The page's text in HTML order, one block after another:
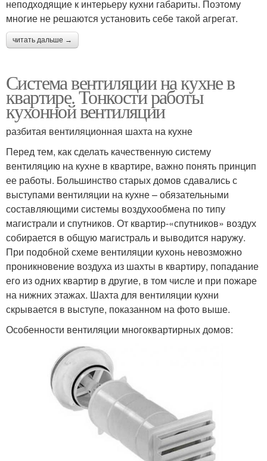
неподходящие к интерьеру кухни габариты. Поэтому
многие не решаются установить себе такой агрегат.
читать дальше →
Система вентиляции на кухне в
квартире. Тонкости работы
кухонной вентиляции
разбитая вентиляционная шахта на кухне
Перед тем, как сделать качественную систему
вентиляцию на кухне в квартире, важно понять принцип
ее работы. Большинство старых домов сдавались с
выступами вентиляции на кухне – обязательными
составляющими системы воздухообмена по типу
магистрали и спутников. От квартир-«спутников» воздух
собирается в общую магистраль и выводится наружу.
При подобной схеме вентиляции кухонь невозможно
проникновение воздуха из шахты в квартиру, попадание
его из одних квартир в другие, в том числе и при пожаре
на нижних этажах. Шахта для вентиляции кухни
скрывается в выступе, показанном на фото выше.
Особенности вентиляции многоквартирных домов: